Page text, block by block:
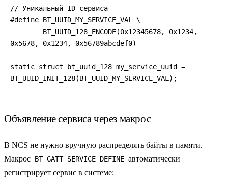
// Уникальный ID сервиса
#define BT_UUID_MY_SERVICE_VAL \
0x5678, 0x1234, 0x56789abcdef0)
static struct bt_uuid_128 my_service_uuid =
BT_UUID_INIT_128(BT_UUID_MY_SERVICE_VAL);
Объявление сервиса через макрос
В NCS не нужно вручную распределять байты в памяти.
Макрос BT_GATT_SERVICE_DEFINE автоматически
регистрирует сервис в системе: